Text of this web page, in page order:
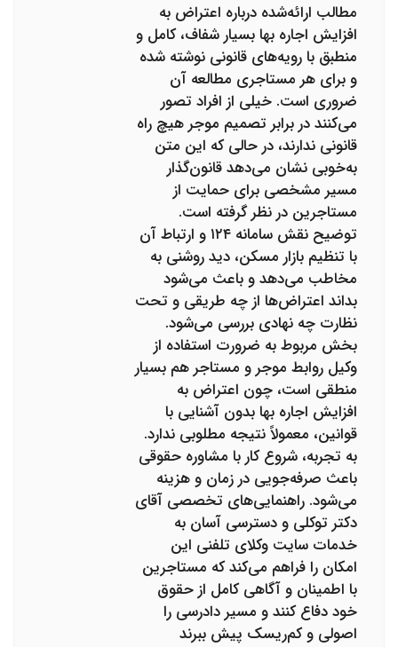
مطالب ارائه‌شده درباره اعتراض به
افزایش اجاره بها بسیار شفاف، کامل و
منطبق با رویه‌های قانونی نوشته شده
و برای هر مستاجری مطالعه آن
ضروری است. خیلی از افراد تصور
می‌کنند در برابر تصمیم موجر هیچ راه
قانونی ندارند، در حالی که این متن
به‌خوبی نشان می‌دهد قانون‌گذار
مسیر مشخصی برای حمایت از
مستاجرین در نظر گرفته است.
توضیح نقش سامانه ۱۲۴ و ارتباط آن
با تنظیم بازار مسکن، دید روشنی به
مخاطب می‌دهد و باعث می‌شود
بداند اعتراض‌ها از چه طریقی و تحت
نظارت چه نهادی بررسی می‌شود.
بخش مربوط به ضرورت استفاده از
وکیل روابط موجر و مستاجر هم بسیار
منطقی است، چون اعتراض به
افزایش اجاره بها بدون آشنایی با
قوانین، معمولاً نتیجه مطلوبی ندارد.
به تجربه، شروع کار با مشاوره حقوقی
باعث صرفه‌جویی در زمان و هزینه
می‌شود. راهنمایی‌های تخصصی آقای
دکتر توکلی و دسترسی آسان به
خدمات سایت وکلای تلفنی این
امکان را فراهم می‌کند که مستاجرین
با اطمینان و آگاهی کامل از حقوق
خود دفاع کنند و مسیر دادرسی را
اصولی و کم‌ریسک پیش ببرند